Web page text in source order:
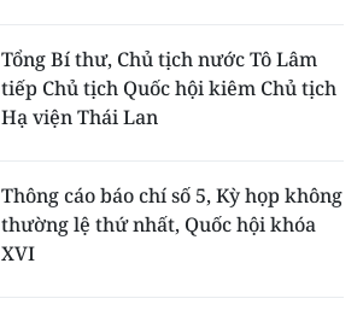
Tổng Bí thư, Chủ tịch nước Tô Lâm
tiếp Chủ tịch Quốc hội kiêm Chủ tịch
Hạ viện Thái Lan
Thông cáo báo chí số 5, Kỳ họp không
thường lệ thứ nhất, Quốc hội khóa
XVI